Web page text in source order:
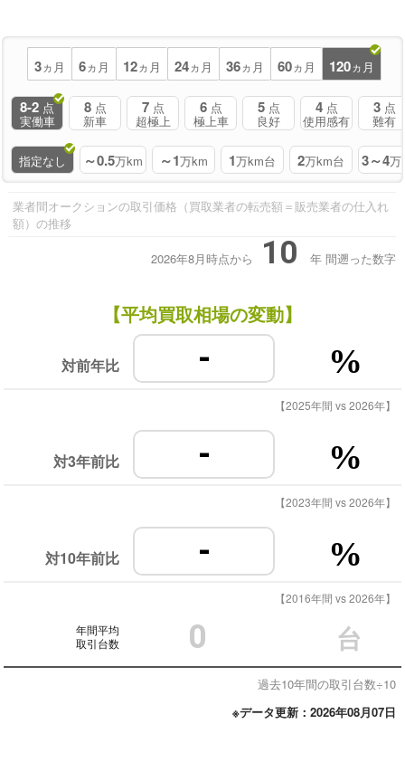
3ヵ月 6ヵ月 12ヵ月 24ヵ月 36ヵ月 60ヵ月 120ヵ月
8-2 点
実働車
8 点
新車
7 点
超極上
6 点
極上車
5 点
良好
4 点
使用感有
3 点
難有
指定なし ～0.5万km ～1万km 1万km台 2万km台 3～4万
業者間オークションの取引価格（買取業者の転売額＝販売業者の仕入れ
額）の推移
2026年8月時点から 10 年 間遡った数字
【平均買取相場の変動】
対前年比 - %
【2025年間 vs 2026年】
対3年前比 - %
【2023年間 vs 2026年】
対10年前比 - %
【2016年間 vs 2026年】
年間平均
取引台数
0 台
過去10年間の取引台数÷10
※データ更新：2026年08月07日